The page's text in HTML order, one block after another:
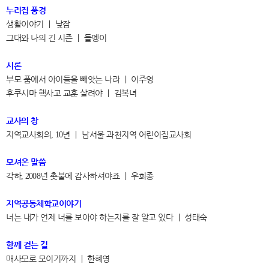
누리집 풍경
생활이야기
낮잠
그대와 나의 긴 시즌
돌멩이
시론
부모 품에서 아이들을 빼앗는 나라
이주영
후쿠시마 핵사고 교훈 살려야
김복녀
교사의 창
지역교사회의 , 10년 남서울 과천지역 어린이집교사회
모셔온 말씀
각하, 2008년 촛불에 감사하셔야죠 ｜우희종
지역공동체학교이야기
너는 내가 언제 너를 보아야 하는지를 잘 알고 있다
성태숙
함께 걷는 길
매사모로 모이기까지
｜한혜영